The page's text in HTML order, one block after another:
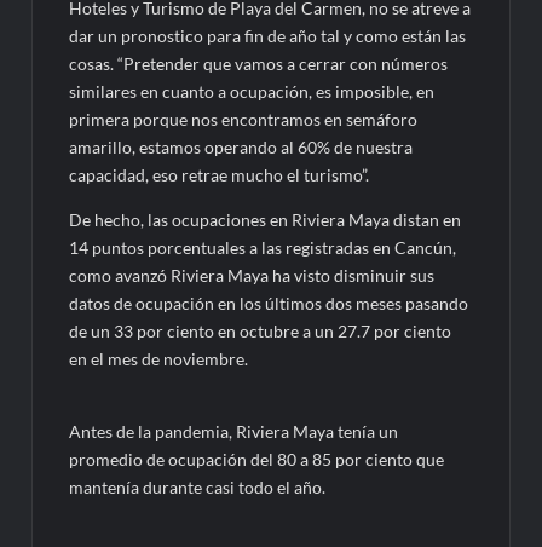
Hoteles y Turismo de Playa del Carmen, no se atreve a
dar un pronostico para fin de año tal y como están las
cosas. “Pretender que vamos a cerrar con números
similares en cuanto a ocupación, es imposible, en
primera porque nos encontramos en semáforo
amarillo, estamos operando al 60% de nuestra
capacidad, eso retrae mucho el turismo”.
De hecho, las ocupaciones en Riviera Maya distan en
14 puntos porcentuales a las registradas en Cancún,
como avanzó Riviera Maya ha visto disminuir sus
datos de ocupación en los últimos dos meses pasando
de un 33 por ciento en octubre a un 27.7 por ciento
en el mes de noviembre.
Antes de la pandemia, Riviera Maya tenía un
promedio de ocupación del 80 a 85 por ciento que
mantenía durante casi todo el año.